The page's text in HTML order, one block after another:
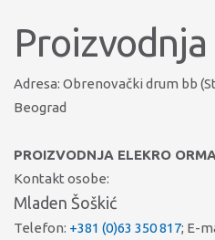
Proizvodnja
Adresa: Obrenovački drum bb
Beograd
PROIZVODNJA ELEKRO
Kontakt osobe:
Mladen Šoškić
Telefon: +381 (0)63 350 817; E-